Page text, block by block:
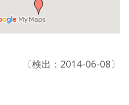
〔検出：2014-06-08〕